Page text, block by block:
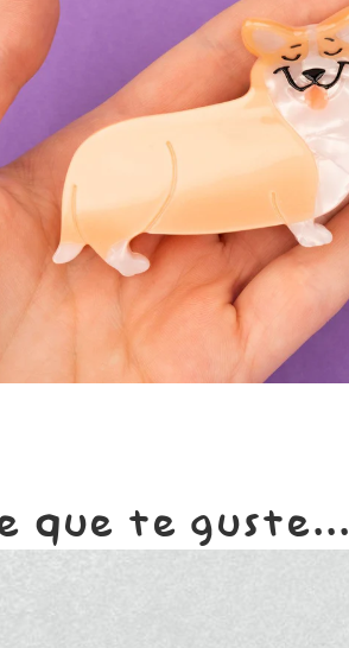
que te guste...